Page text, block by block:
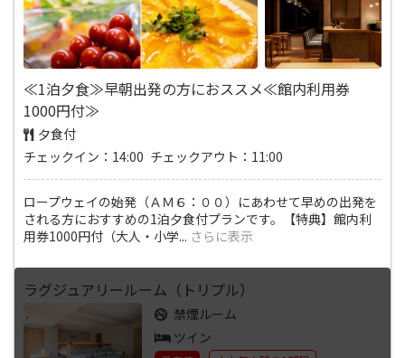
≪1泊夕食≫早朝出発の方におススメ≪館内利用券
1000円付≫
夕食付
チェックイン：14:00 チェックアウト：11:00
ロープウェイの始発（ＡＭ６：００）にあわせて早めの出発を
される方におすすめの1泊夕食付プランです。【特典】館内利
用券1000円付（大人・小学... さらに表示
ラグジュアリールーム（トリプル）
禁煙ルーム
ツイン